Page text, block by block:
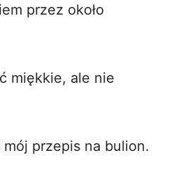
przez około
miękkie, ale nie
mój przepis na bulion.